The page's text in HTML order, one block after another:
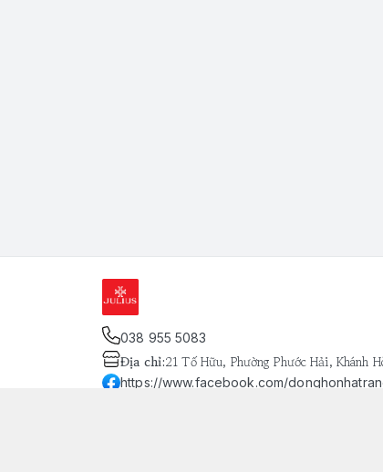
038 955 5083
Địa chỉ:21 Tố Hữu, Phường Phước Hải, Khánh
https://www.facebook.com/